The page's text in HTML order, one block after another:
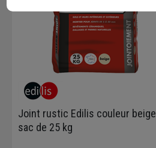
Joint rustic Edilis couleur beige
sac de 25 kg